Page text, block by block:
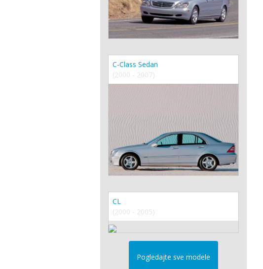
C-Class Sedan
(2000 - 2007)
CL
(2000 - 2005)
Pogledajte sve modele